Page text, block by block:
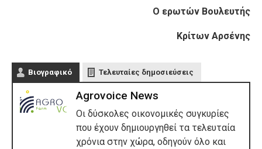
Ο ερωτών Βουλευτής
Κρίτων Αρσένης
Βιογραφικό Τελευταίες δημοσιεύσεις
Agrovoice News
Οι δύσκολες οικονομικές συγκυρίες
που έχουν δημιουργηθεί τα τελευταία
χρόνια στην χώρα, οδηγούν όλο και